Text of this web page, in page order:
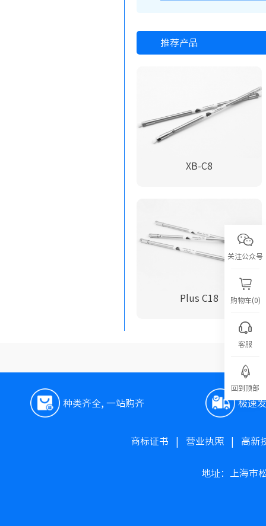
推荐产品
XB-C8
Plus C18
种类齐全, 一站购齐 极速
商标证书 营业执照| 高新
地址：上海市
关注公众号
购物车(0)
客服
回到顶部